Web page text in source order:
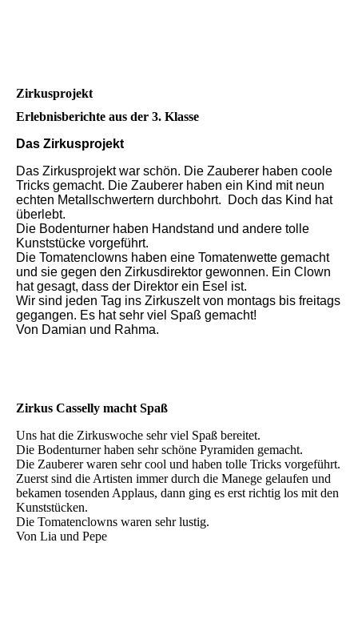
Zirkusprojekt
Erlebnisberichte aus der 3. Klasse
Das Zirkusprojekt
Das Zirkusprojekt war schön. Die Zauberer haben coole
Tricks gemacht. Die Zauberer haben ein Kind mit neun
echten Metallschwertern durchbohrt. Doch das Kind hat
überlebt.
Die Bodenturner haben Handstand und andere tolle
Kunststücke vorgeführt.
Die Tomatenclowns haben eine Tomatenwette gemacht
und sie gegen den Zirkusdirektor gewonnen. Ein Clown
hat gesagt, dass der Direktor ein Esel ist.
Wir sind jeden Tag ins Zirkuszelt von montags bis freitags
gegangen. Es hat sehr viel Spaß gemacht!
Von Damian und Rahma.
Zirkus Casselly macht Spaß
Uns hat die Zirkuswoche sehr viel Spaß bereitet.
Die Bodenturner haben sehr schöne Pyramiden gemacht.
Die Zauberer waren sehr cool und haben tolle Tricks vorgeführt.
Zuerst sind die Artisten immer durch die Manege gelaufen und
bekamen tosenden Applaus, dann ging es erst richtig los mit den
Kunststücken.
Die Tomatenclowns waren sehr lustig.
Von Lia und Pepe